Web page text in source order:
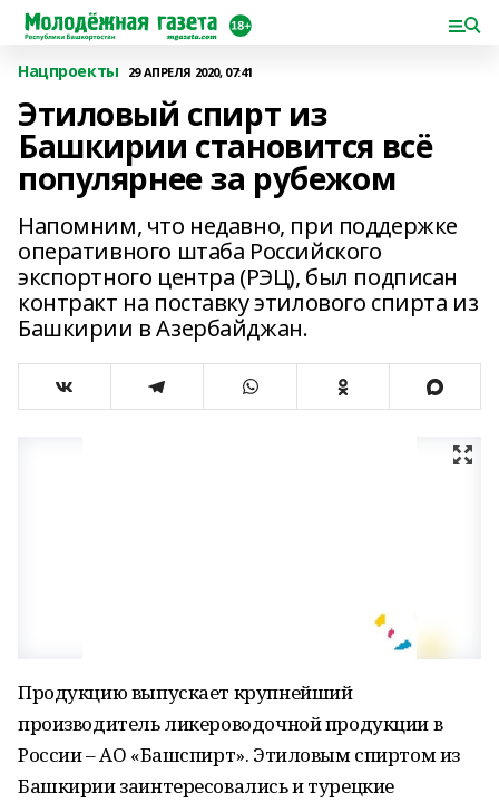
Нацпроекты 29 АПРЕЛЯ 2020, 07:41
Этиловый спирт из
Башкирии становится всё
популярнее за рубежом
Напомним, что недавно, при поддержке
оперативного штаба Российского
экспортного центра (РЭЦ), был подписан
контракт на поставку этилового спирта из
Башкирии в Азербайджан.
Продукцию выпускает крупнейший
производитель ликероводочной продукции в
России – АО «Башспирт». Этиловым спиртом из
Башкирии заинтересовались и турецкие